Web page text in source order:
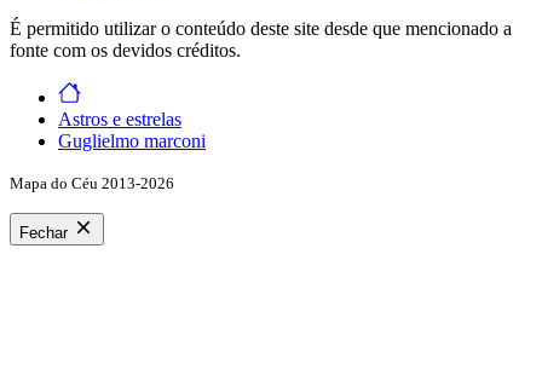
É permitido utilizar o conteúdo deste site desde que mencionado a
fonte com os devidos créditos.
Astros e estrelas
Guglielmo marconi
Mapa do Céu 2013-2026
Fechar